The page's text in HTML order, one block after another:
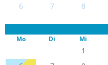
6
7 8
Mo Di Mi
1